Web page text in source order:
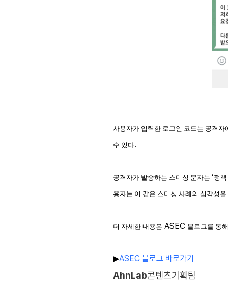
사용자가 입력한 로그인 코드는 공격자
수 있다.
공격자가 발송하는 스미싱 문자는 ‘정
용자는 이 같은 스미싱 사례의 심각성
더 자세한 내용은 ASEC 블로그를 통
▶ASEC 블로그 바로가기
AhnLab콘텐츠기획팀